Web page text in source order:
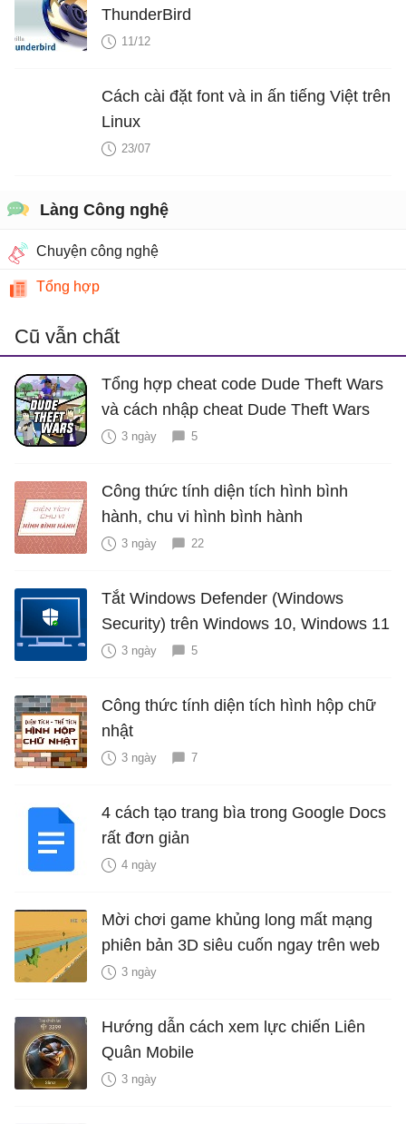
ThunderBird
11/12
Cách cài đặt font và in ấn tiếng Việt trên
Linux
23/07
Làng Công nghệ
Chuyện công nghệ
Tổng hợp
Cũ vẫn chất
Tổng hợp cheat code Dude Theft Wars
và cách nhập cheat Dude Theft Wars
3 ngày 5
Công thức tính diện tích hình bình
hành, chu vi hình bình hành
3 ngày 22
Tắt Windows Defender (Windows
Security) trên Windows 10, Windows 11
3 ngày 5
Công thức tính diện tích hình hộp chữ
nhật
3 ngày 7
4 cách tạo trang bìa trong Google Docs
rất đơn giản
4 ngày
Mời chơi game khủng long mất mạng
phiên bản 3D siêu cuốn ngay trên web
3 ngày
Hướng dẫn cách xem lực chiến Liên
Quân Mobile
3 ngày